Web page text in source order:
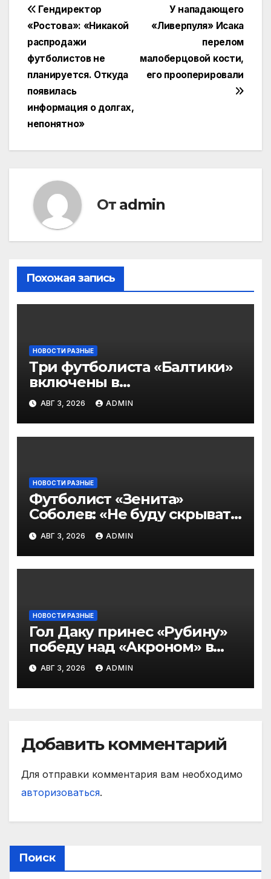
Навигация
по
записям
У нападающего
«Ливерпуля» Исака
перелом
малоберцовой кости,
его прооперировали
Гендиректор
«Ростова»: «Никакой
распродажи
футболистов не
планируется. Откуда
появилась
информация о долгах,
непонятно»
От admin
Похожая запись
НОВОСТИ РАЗНЫЕ
Три футболиста «Балтики»
включены в
символическую сборную
2‑го тура РПЛ по версии
подписчиков МАТЧ
ПРЕМЬЕР
АВГ 3, 2026 ADMIN
НОВОСТИ РАЗНЫЕ
Футболист «Зенита»
Соболев: «Не буду скрывать
— в Оренбурге всегда
тяжело играть»
АВГ 3, 2026 ADMIN
НОВОСТИ РАЗНЫЕ
Гол Даку принес «Рубину»
победу над «Акроном» в
матче РПЛ
АВГ 3, 2026 ADMIN
Добавить комментарий
Для отправки комментария вам необходимо
авторизоваться.
Поиск